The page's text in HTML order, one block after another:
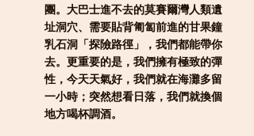
團。大巴士進不去的莫賽爾灣人類遺
址洞穴、需要貼背匍匐前進的甘果鐘
乳石洞「探險路徑」，我們都能帶你
去。更重要的是，我們擁有極致的彈
性，今天天氣好，我們就在海灘多留
一小時；突然想看日落，我們就換個
地方喝杯調酒。